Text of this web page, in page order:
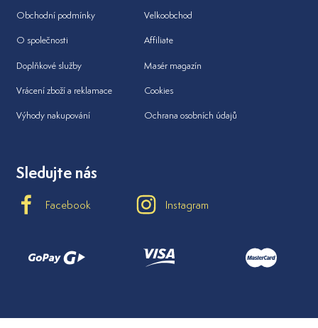
Obchodní podmínky
O společnosti
Doplňkové služby
Vrácení zboží a reklamace
Výhody nakupování
Velkoobchod
Affiliate
Masér magazín
Cookies
Ochrana osobních údajů
Sledujte nás
Facebook Instagram